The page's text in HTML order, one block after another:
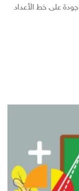
على خط الأعداد